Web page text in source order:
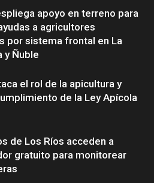
apoyo en terreno para
a agricultores
por sistema frontal en La
y Ñuble
el rol de la apicultura y
de la Ley Apícola
de Los Ríos acceden a
gratuito para monitorear